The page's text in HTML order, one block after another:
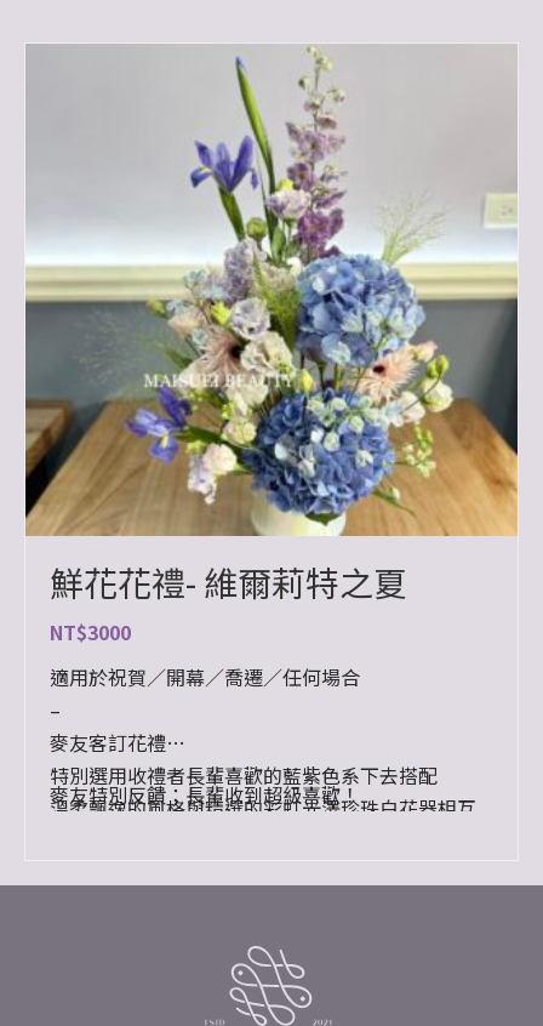
鮮花花禮- 維爾莉特之夏
NT$3000
適用於祝賀／開幕／喬遷／任何場合
–
麥友客訂花禮
特別選用收禮者長輩喜歡的藍紫色系下去搭配
溫柔飄逸的風格與精選的彩虹光澤珍珠白花器相互
麥友特別反饋：長輩收到超級喜歡！